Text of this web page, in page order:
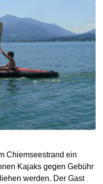
Chiemseestrand ein
Kajaks gegen Gebühr
werden. Der Gast